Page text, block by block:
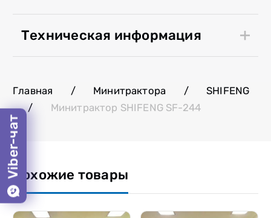
Техническая информация
Главная / Минитрактора /
SHIFENG
/
Минитрактор SHIFENG SF-244
Похожие товары
Viber-чат